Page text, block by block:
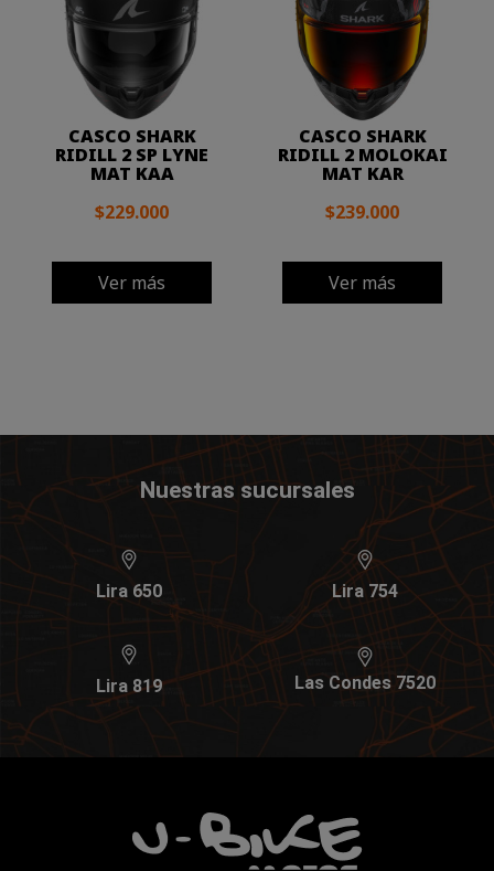
CASCO SHARK
RIDILL 2 SP LYNE
MAT KAA
$229.000
Ver más
CASCO SHARK
RIDILL 2 MOLOKAI
MAT KAR
$239.000
Ver más
Nuestras sucursales
Lira 650 Lira 754
Lira 819 Las Condes 7520